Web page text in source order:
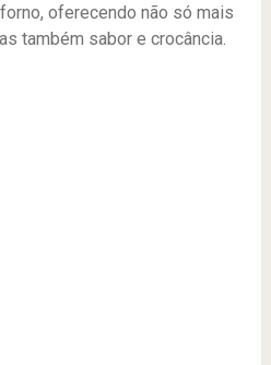
oferecendo não só mais
também sabor e crocância.